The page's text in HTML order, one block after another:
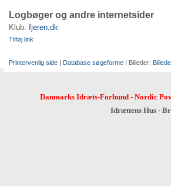
Logbøger og andre internetsider
Klub: fjeren.dk
Tilføj link
Printervenlig side | Database søgeforme | Billeder:
Danmarks Idræts-Forbund- Nordic
Idrættens Hus -